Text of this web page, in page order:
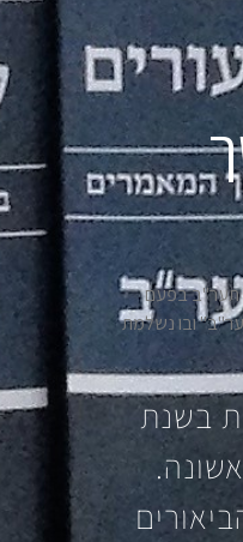
תער"ב בפעם
ובו נשלמת
בשנת